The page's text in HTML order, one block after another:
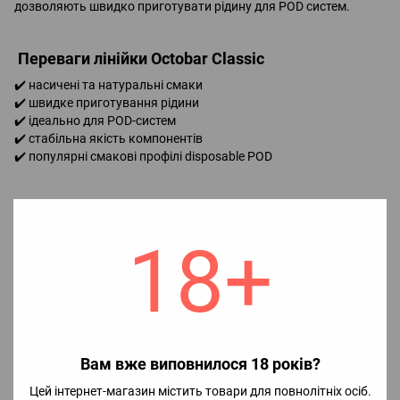
18+
Вам вже виповнилося 18 років?
Цей інтернет-магазин містить товари для повнолітніх осіб.
дозволяють швидко приготувати рідину для POD систем.
Переваги лінійки Octobar Classic
✔️ насичені та натуральні смаки
✔️ швидке приготування рідини
✔️ ідеально для POD-систем
✔️ стабільна якість компонентів
✔️ популярні смакові профілі disposable POD
Тип продукту: ароматизатор
Формат: концентрат для приготування рідини
Країна виробництва: Україна
Дисклеймер
Даний товар реалізується якхарчовий ароматизатор.